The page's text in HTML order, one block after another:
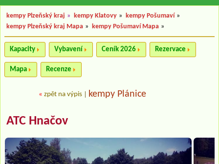
kempy Plzeňský kraj » kempy Klatovy » kempy Pošumaví »
kempy Plzeňský kraj Mapa » kempy Pošumaví Mapa »
Kapacity Vybavení Ceník 2026 Rezervace
Mapa Recenze
« zpět na výpis kempy Plánice
ATC Hnačov